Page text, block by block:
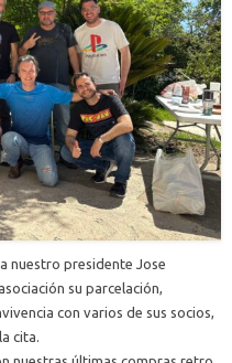
nuestro presidente Jose
su parcelación,
con varios de sus socios,
cita.